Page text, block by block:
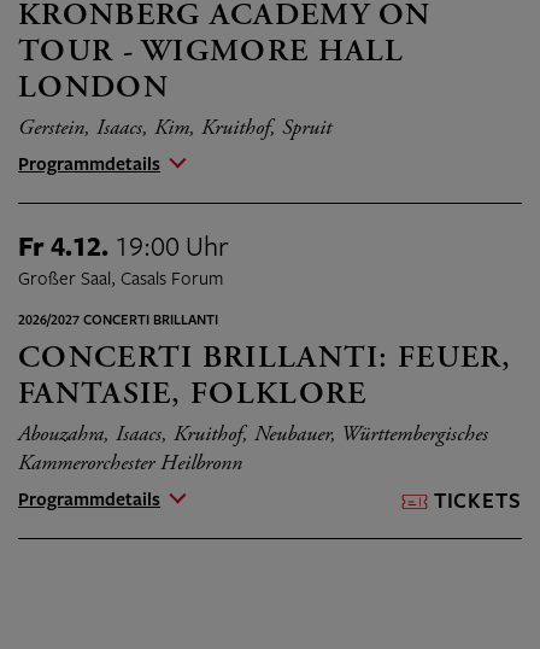
KRONBERG ACADEMY ON
TOUR - WIGMORE HALL
LONDON
Gerstein, Isaacs, Kim, Kruithof, Spruit
Programmdetails
Fr 4.12. 19:00 Uhr
Großer Saal, Casals Forum
2026/2027 CONCERTI BRILLANTI
CONCERTI BRILLANTI: FEUER,
FANTASIE, FOLKLORE
Abouzahra, Isaacs, Kruithof, Neubauer, Württembergisches
Kammerorchester Heilbronn
Programmdetails TICKETS